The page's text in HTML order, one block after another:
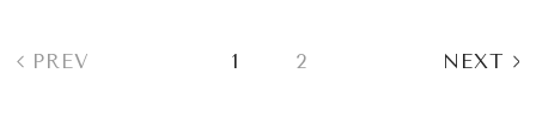
PREV 1 2 NEXT